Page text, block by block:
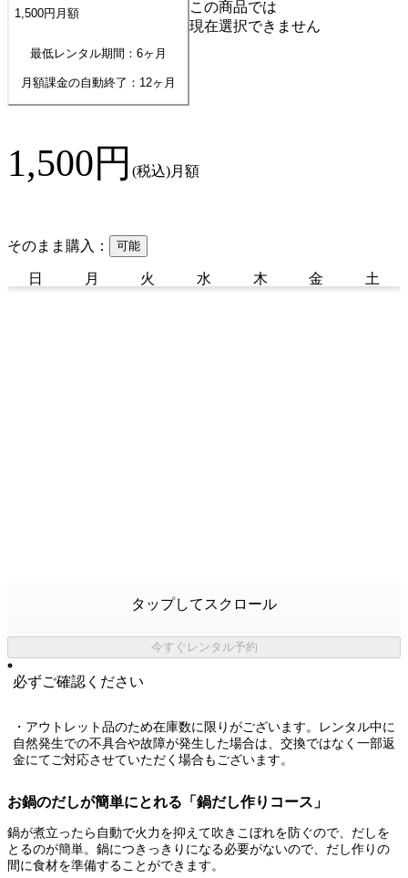
1,500円 月額
最低レンタル期間：6ヶ月
月額課金の自動終了： 12ヶ月
この商品では
現在選択できません
1,500円 (税込)月額
そのまま購入： 可能
日 月 火 水 木 金 土
タップしてスクロール
今すぐレンタル予約
必ずご確認ください
・アウトレット品のため在庫数に限りがございます。レンタル中に
自然発生での不具合や故障が発生した場合は、交換ではなく一部返
金にてご対応させていただく場合もございます。
お鍋のだしが簡単にとれる「鍋だし作りコース」
鍋が煮立ったら自動で火力を抑えて吹きこぼれを防ぐので、だしを
とるのが簡単。鍋につきっきりになる必要がないので、だし作りの
間に食材を準備することができます。